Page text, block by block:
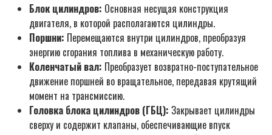
Блок цилиндров: Основная несущая конструкция
двигателя, в которой располагаются цилиндры.
Поршни: Перемещаются внутри цилиндров, преобразуя
энергию сгорания топлива в механическую работу.
Коленчатый вал: Преобразует возвратно-поступательное
движение поршней во вращательное, передавая крутящий
момент на трансмиссию.
Головка блока цилиндров (ГБЦ): Закрывает цилиндры
сверху и содержит клапаны, обеспечивающие впуск